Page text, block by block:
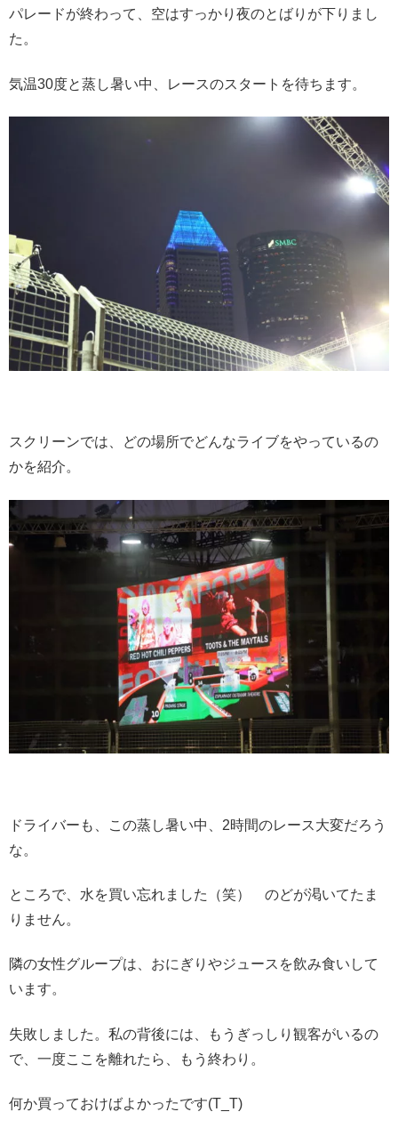
パレードが終わって、空はすっかり夜のとばりが下りまし
た。
気温30度と蒸し暑い中、レースのスタートを待ちます。
スクリーンでは、どの場所でどんなライブをやっているの
かを紹介。
ドライバーも、この蒸し暑い中、2時間のレース大変だろう
な。
ところで、水を買い忘れました（笑） のどが渇いてたま
りません。
隣の女性グループは、おにぎりやジュースを飲み食いして
います。
失敗しました。私の背後には、もうぎっしり観客がいるの
で、一度ここを離れたら、もう終わり。
何か買っておけばよかったです(T_T)